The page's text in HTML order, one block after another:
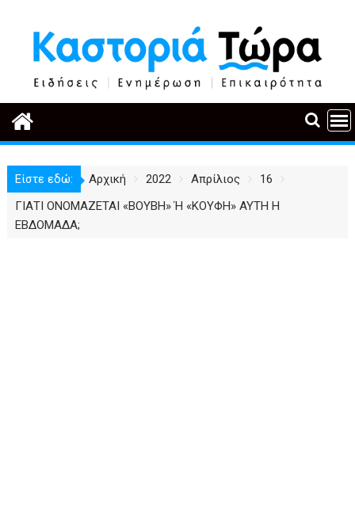
περιεχόμενο
Είστε εδώ: Αρχική 2022 Απρίλιος
16
ΓΙΑΤΙ ΟΝΟΜΑΖΕΤΑΙ «ΒΟΥΒΗ» Ή «ΚΟΥΦΗ» ΑΥΤΗ Η
ΕΒΔΟΜΑΔΑ;